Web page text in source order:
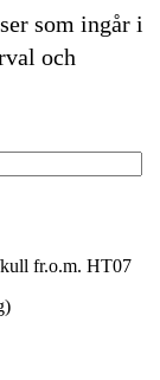
som ingår i
och
fr.o.m. HT07